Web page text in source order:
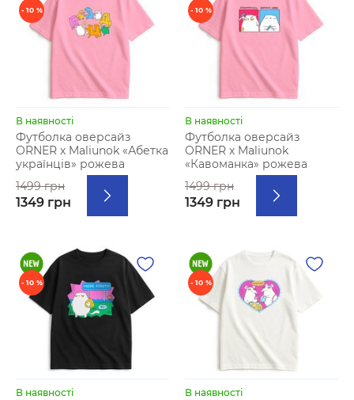
- 10 %
В наявності
Футболка оверсайз
ORNER х Maliunok «Абетка
українців» рожева
1499 грн
1349 грн
- 10 %
В наявності
Футболка оверсайз
ORNER х Maliunok
«Кавоманка» рожева
1499 грн
1349 грн
- 10 %
В наявності
- 10 %
В наявності